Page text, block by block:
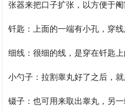
张器来把口子扩张，以方便于阉
钎匙：上面的一端有小孔，穿
细线：很细的线，是穿在钎匙上
小勺子：拉割睾丸好了之后，就
镊子：也可用来取出睾丸，另